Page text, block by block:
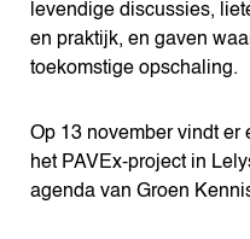
levendige discussies,
en praktijk, en gaven
toekomstige opschaling.
Op 13 november vindt er
het PAVEx-project in
agenda van Groen